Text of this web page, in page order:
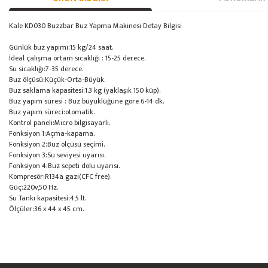
Kale KD030 Buzzbar Buz Yapma Makinesi Detay Bilgisi
Günlük buz yapımı:15 kg/24 saat.
İdeal çalışma ortam sıcaklığı : 15-25 derece.
Su sicaklığı:7-35 derece.
Buz ölçüsü:Küçük-Orta-Büyük.
Buz saklama kapasitesi:1.3 kg (yaklaşık 150 küp).
Buz yapım süresi : Buz büyüklüğüne göre 6-14 dk.
Buz yapım süreci:otomatik.
Kontrol paneli:Micro bilgisayarlı.
Fonksiyon 1:Açma-kapama.
Fonksiyon 2:Buz ölçüsü seçimi.
Fonksiyon 3:Su seviyesi uyarısı.
Fonksiyon 4:Buz sepeti dolu uyarısı.
Kompresör:R134a gazı(CFC free).
Güç:220v,50 Hz.
Su Tankı kapasitesi:4,5 lt.
Ölçüler:36 x 44 x 45 cm.
Görüş ve önerileriniz için teşekkür ederiz.